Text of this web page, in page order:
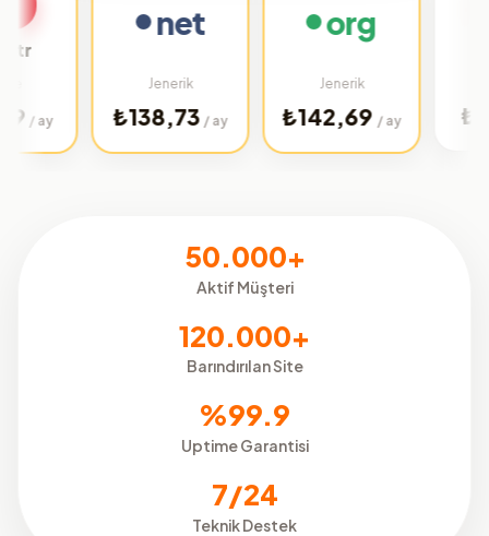
net
₺138,73 / ay
org
₺142,69 / ay ₺32,01
50.000+
Aktif Müşteri
120.000+
Barındırılan Site
%99.9
Uptime Garantisi
7/24
Teknik Destek